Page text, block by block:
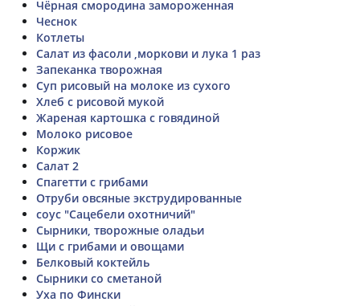
Чёрная смородина замороженная
Чеснок
Котлеты
Салат из фасоли ,моркови и лука 1 раз
Запеканка творожная
Суп рисовый на молоке из сухого
Хлеб с рисовой мукой
Жареная картошка с говядиной
Молоко рисовое
Коржик
Салат 2
Спагетти с грибами
Отруби овсяные экструдированные
соус "Сацебели охотничий"
Сырники, творожные оладьи
Щи с грибами и овощами
Белковый коктейль
Сырники со сметаной
Уха по Фински